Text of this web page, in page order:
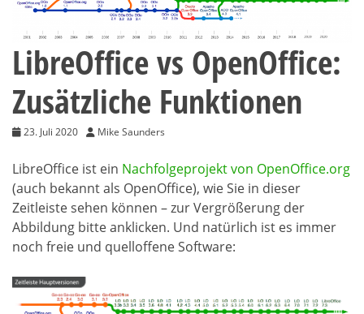
LibreOffice vs OpenOffice:
Zusätzliche Funktionen
23. Juli 2020 Mike Saunders
LibreOffice ist ein Nachfolgeprojekt von OpenOffice.org
(auch bekannt als OpenOffice), wie Sie in dieser
Zeitleiste sehen können – zur Vergrößerung der
Abbildung bitte anklicken. Und natürlich ist es immer
noch freie und quelloffene Software: